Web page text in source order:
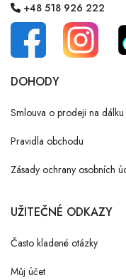
+48 518 926 222
DOHODY
Smlouva o prodeji na dálku
Pravidla obchodu
Zásady ochrany osobních
UŽITEČNÉ ODKAZY
Často kladené otázky
Můj účet